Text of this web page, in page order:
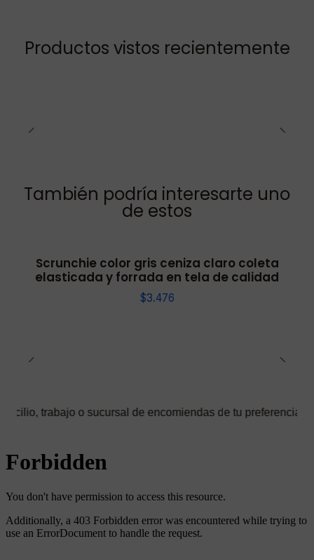
Productos vistos recientemente
También podría interesarte uno
de estos
Scrunchie color gris ceniza claro coleta
elasticada y forrada en tela de calidad
$3.476
sucursal de encomiendas de tu preferencia ✅ Podrás